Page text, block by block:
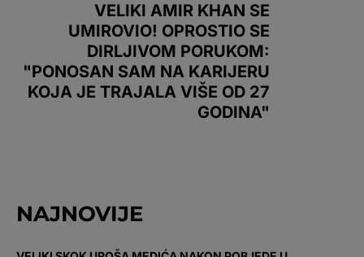
VELIKI AMIR KHAN SE
UMIROVIO! OPROSTIO SE
DIRLJIVOM PORUKOM:
"PONOSAN SAM NA KARIJERU
KOJA JE TRAJALA VIŠE OD 27
GODINA"
NAJNOVIJE